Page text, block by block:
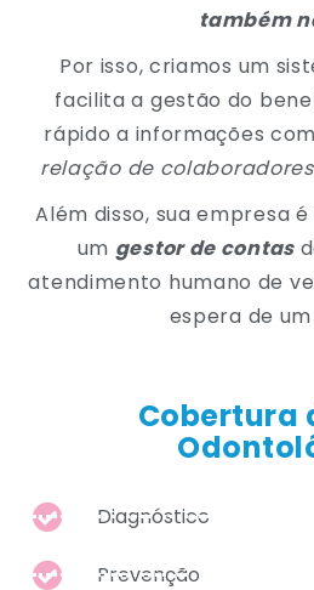
também
Por isso, criamos um
facilita a gestão do
rápido a informações
relação de
Além disso, sua empresa
um gestor de contas
atendimento humano de
espera de
Cobertura
Diagnóstico
Prevenção